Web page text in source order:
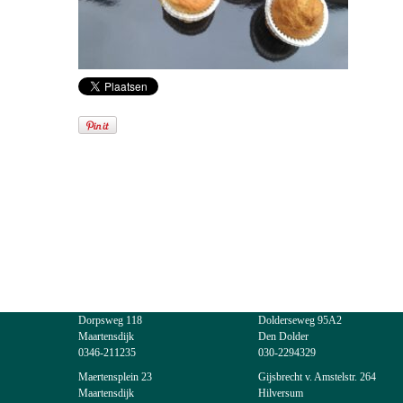
Dorpsweg 118
Maartensdijk
0346-211235
Maertensplein 23
Maartensdijk
Dolderseweg 95A2
Den Dolder
030-2294329
Gijsbrecht v. Amstelstr. 264
Hilversum